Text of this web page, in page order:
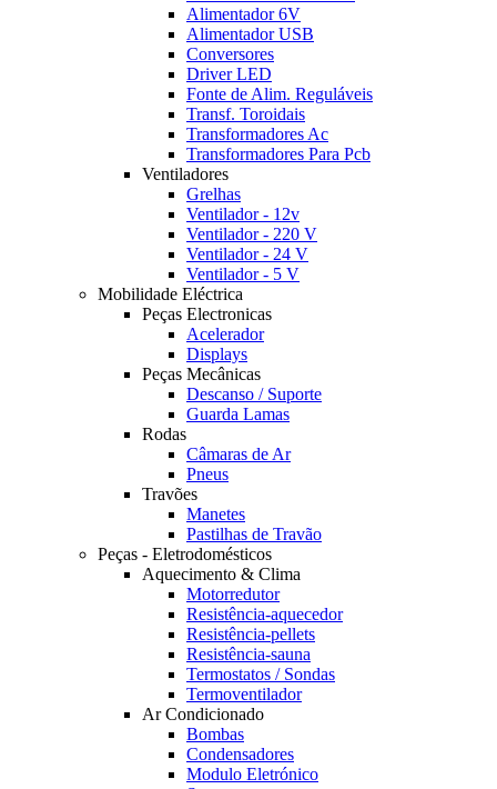
Alimentador 6V
Alimentador USB
Conversores
Driver LED
Fonte de Alim. Reguláveis
Transf. Toroidais
Transformadores Ac
Transformadores Para Pcb
Ventiladores
Grelhas
Ventilador - 12v
Ventilador - 220 V
Ventilador - 24 V
Ventilador - 5 V
Mobilidade Eléctrica
Peças Electronicas
Acelerador
Displays
Peças Mecânicas
Descanso / Suporte
Guarda Lamas
Rodas
Câmaras de Ar
Pneus
Travões
Manetes
Pastilhas de Travão
Peças - Eletrodomésticos
Aquecimento & Clima
Motorredutor
Resistência-aquecedor
Resistência-pellets
Resistência-sauna
Termostatos / Sondas
Termoventilador
Ar Condicionado
Bombas
Condensadores
Modulo Eletrónico